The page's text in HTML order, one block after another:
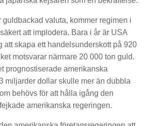
guldbackad valuta, kommer regimen i
att implodera. Bara i år är USA
att skapa ett handelsunderskott på 920
motsvarar närmare 20 000 ton guld.
prognostiserade amerikanska
miljarder dollar skulle mer än dubbla
behövs för att hålla igång den
amerikanska regeringen.